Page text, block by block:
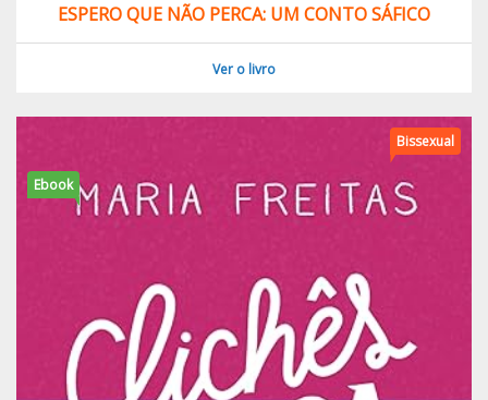
ESPERO QUE NÃO PERCA: UM CONTO SÁFICO
Ver o livro
Ebook
Bissexual